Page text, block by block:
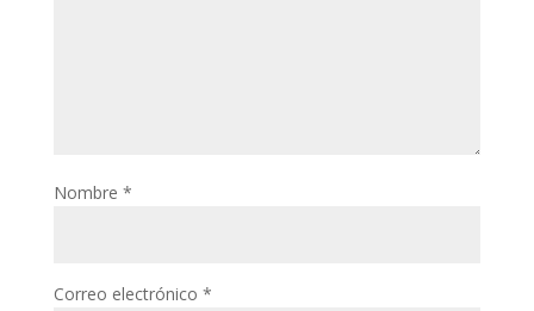
Nombre *
Correo electrónico *